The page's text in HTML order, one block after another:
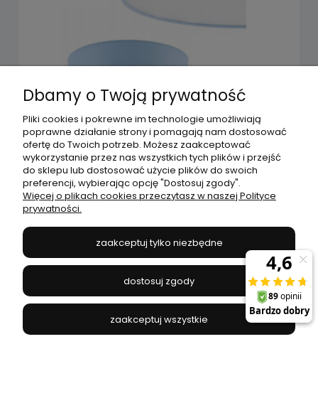
Lampa sufitowa / plafon RONDO KIDS
niebieska/biała do pokoju dziecięcego TK Lighting
TK LIGHTING - 3229T
do koszyka
Dbamy o Twoją prywatność
Pliki cookies i pokrewne im technologie umożliwiają
poprawne działanie strony i pomagają nam dostosować
ofertę do Twoich potrzeb. Możesz zaakceptować
wykorzystanie przez nas wszystkich tych plików i przejść
do sklepu lub dostosować użycie plików do swoich
preferencji, wybierając opcję "Dostosuj zgody".
Więcej o plikach cookies przeczytasz w naszej Polityce
prywatności.
zaakceptuj tylko niezbędne
dostosuj zgody
zaakceptuj wszystkie